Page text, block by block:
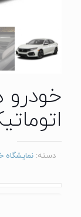
دسته: نمایشگاه